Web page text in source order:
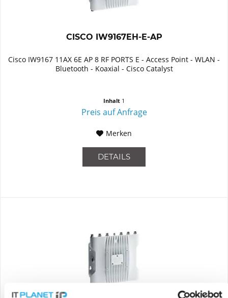
CISCO IW9167EH-E-AP
Cisco IW9167 11AX 6E AP 8 RF PORTS E - Access Point - WLAN -
Bluetooth - Koaxial - Cisco Catalyst
Inhalt 1
Preis auf Anfrage
Merken
DETAILS